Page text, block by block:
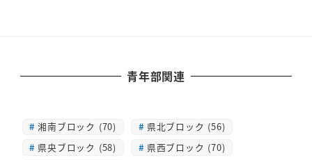
青年部関連
湘南ブロック (70)
県北ブロック (56)
県央ブロック (58)
県西ブロック (70)